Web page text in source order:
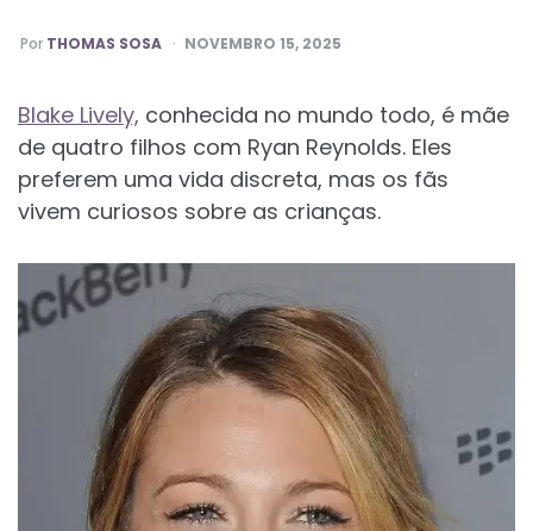
PUBLICADO
POR
Por THOMAS SOSA NOVEMBRO 15, 2025
Blake Lively, conhecida no mundo todo, é mãe
de quatro filhos com Ryan Reynolds. Eles
preferem uma vida discreta, mas os fãs
vivem curiosos sobre as crianças.